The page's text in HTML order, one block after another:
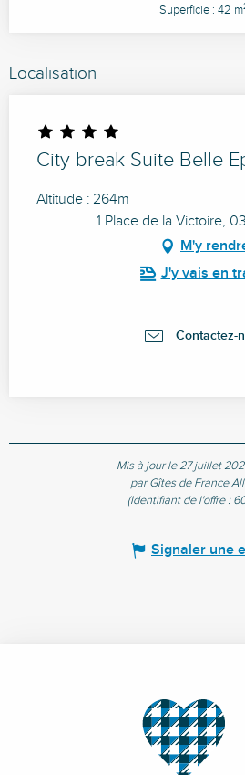
Superficie : 42 m
Localisation
City break Suite Belle
Altitude : 264m
1 Place de la Victoire,
M'y
J'y vais en
Contactez-
Mis à jour le 27 juillet
par Gîtes de France
(Identifiant de l'offre :
Signaler une